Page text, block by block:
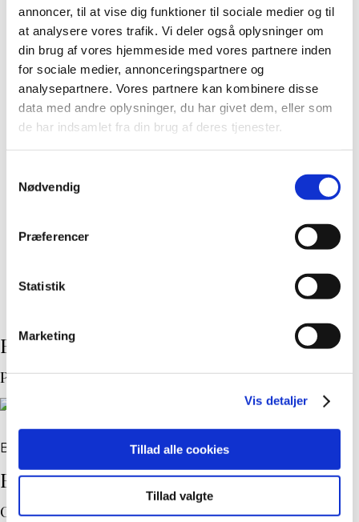
annoncer, til at vise dig funktioner til sociale medier og til
at analysere vores trafik. Vi deler også oplysninger om
din brug af vores hjemmeside med vores partnere inden
for sociale medier, annonceringspartnere og
analysepartnere. Vores partnere kan kombinere disse
data med andre oplysninger, du har givet dem, eller som
de har indsamlet fra din brug af deres tjenester.
Nødvendig
Præferencer
Statistik
Marketing
Vis detaljer
Tillad alle cookies
Tillad valgte
Billede 1 af 3
1. pladsen gik til Pauline Drasbæk. Om plakaten
skrev hun: "Plakaten fungerer som et symbol på
vores samhørighed med dem, der har forladt
dødes dag minder os om, at selvom de ikke er
videre i vores liv."
Billeder fra udstillingen i Liv&Død:
Plakater i udstillingen
Billede 1 af 5
Billeder fra bibliotekerne:
Odense Hovedbibliotek